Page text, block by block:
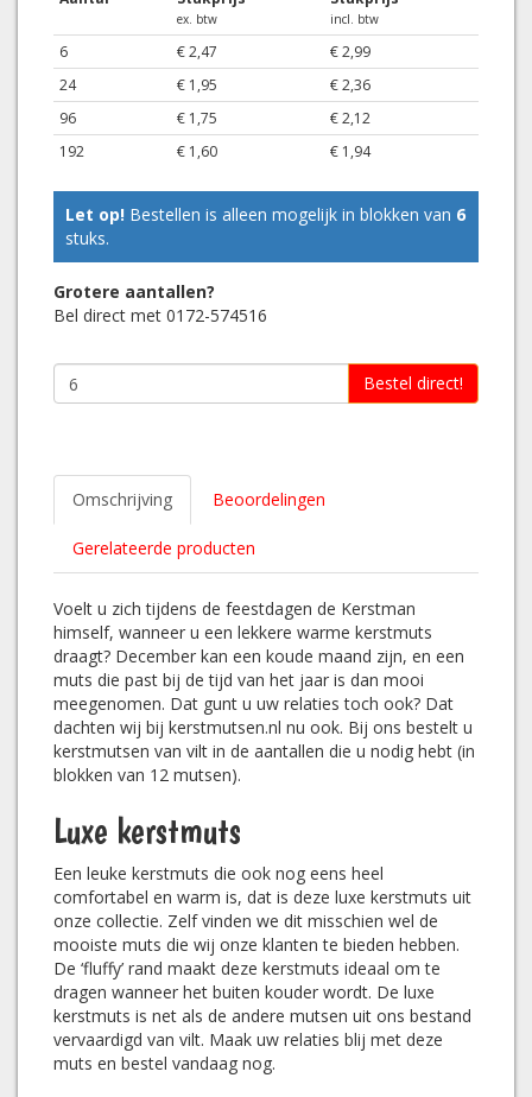
ex. btw incl. btw
6 € 2,47
€ 2,99
24
€ 1,95
€ 2,36
96
€ 1,75
€ 2,12
192
€ 1,60 € 1,94
Let op! Bestellen is alleen mogelijk in blokken van 6
stuks.
Grotere aantallen?
Bel direct met 0172-574516
Bestel direct!
Omschrijving Beoordelingen
Gerelateerde producten
Voelt u zich tijdens de feestdagen de Kerstman
himself, wanneer u een lekkere warme kerstmuts
draagt? December kan een koude maand zijn, en een
muts die past bij de tijd van het jaar is dan mooi
meegenomen. Dat gunt u uw relaties toch ook? Dat
dachten wij bij kerstmutsen.nl nu ook. Bij ons bestelt u
kerstmutsen van vilt in de aantallen die u nodig hebt (in
blokken van 12 mutsen).
Luxe kerstmuts
Een leuke kerstmuts die ook nog eens heel
comfortabel en warm is, dat is deze luxe kerstmuts uit
onze collectie. Zelf vinden we dit misschien wel de
mooiste muts die wij onze klanten te bieden hebben.
De ‘fluffy’ rand maakt deze kerstmuts ideaal om te
dragen wanneer het buiten kouder wordt. De luxe
kerstmuts is net als de andere mutsen uit ons bestand
vervaardigd van vilt. Maak uw relaties blij met deze
muts en bestel vandaag nog.